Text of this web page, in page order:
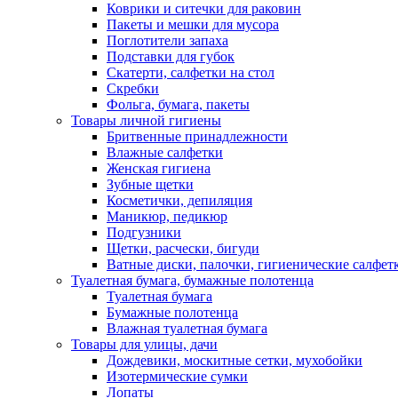
Коврики и ситечки для раковин
Пакеты и мешки для мусора
Поглотители запаха
Подставки для губок
Скатерти, салфетки на стол
Скребки
Фольга, бумага, пакеты
Товары личной гигиены
Бритвенные принадлежности
Влажные салфетки
Женская гигиена
Зубные щетки
Косметички, депиляция
Маникюр, педикюр
Подгузники
Щетки, расчески, бигуди
Ватные диски, палочки, гигиенические
Туалетная бумага, бумажные полотенца
Туалетная бумага
Бумажные полотенца
Влажная туалетная бумага
Товары для улицы, дачи
Дождевики, москитные сетки, мухобойки
Изотермические сумки
Лопаты